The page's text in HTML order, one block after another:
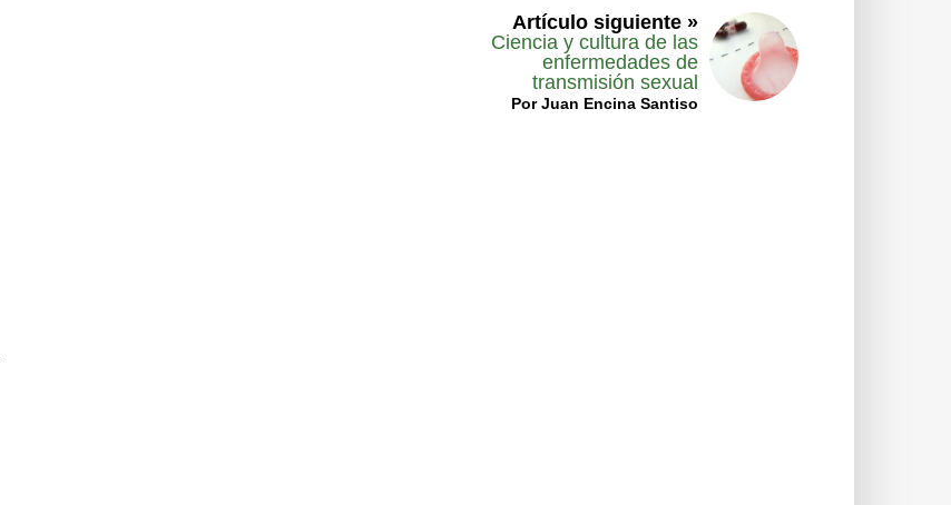
Artículo siguiente »
Ciencia y cultura de las
enfermedades de
transmisión sexual
Por Juan Encina Santiso